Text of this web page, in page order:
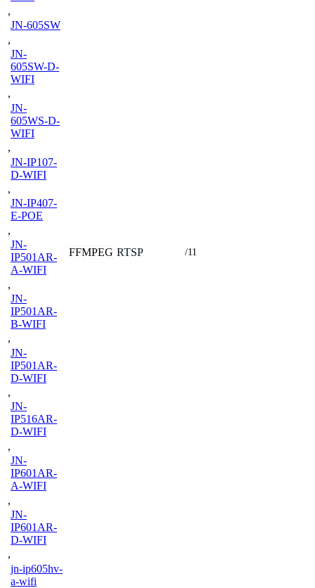
,
JN-605SW
,
JN-
605SW-D-
WIFI
,
JN-
605WS-D-
WIFI
,
JN-IP107-
D-WIFI
,
JN-IP407-
E-POE
,
JN-
IP501AR-
A-WIFI
,
JN-
IP501AR-
B-WIFI
,
JN-
IP501AR-
D-WIFI
,
JN-
IP516AR-
D-WIFI
,
JN-
IP601AR-
A-WIFI
,
JN-
IP601AR-
D-WIFI
,
jn-ip605hv-
a-wifi
FFMPEG RTSP /11